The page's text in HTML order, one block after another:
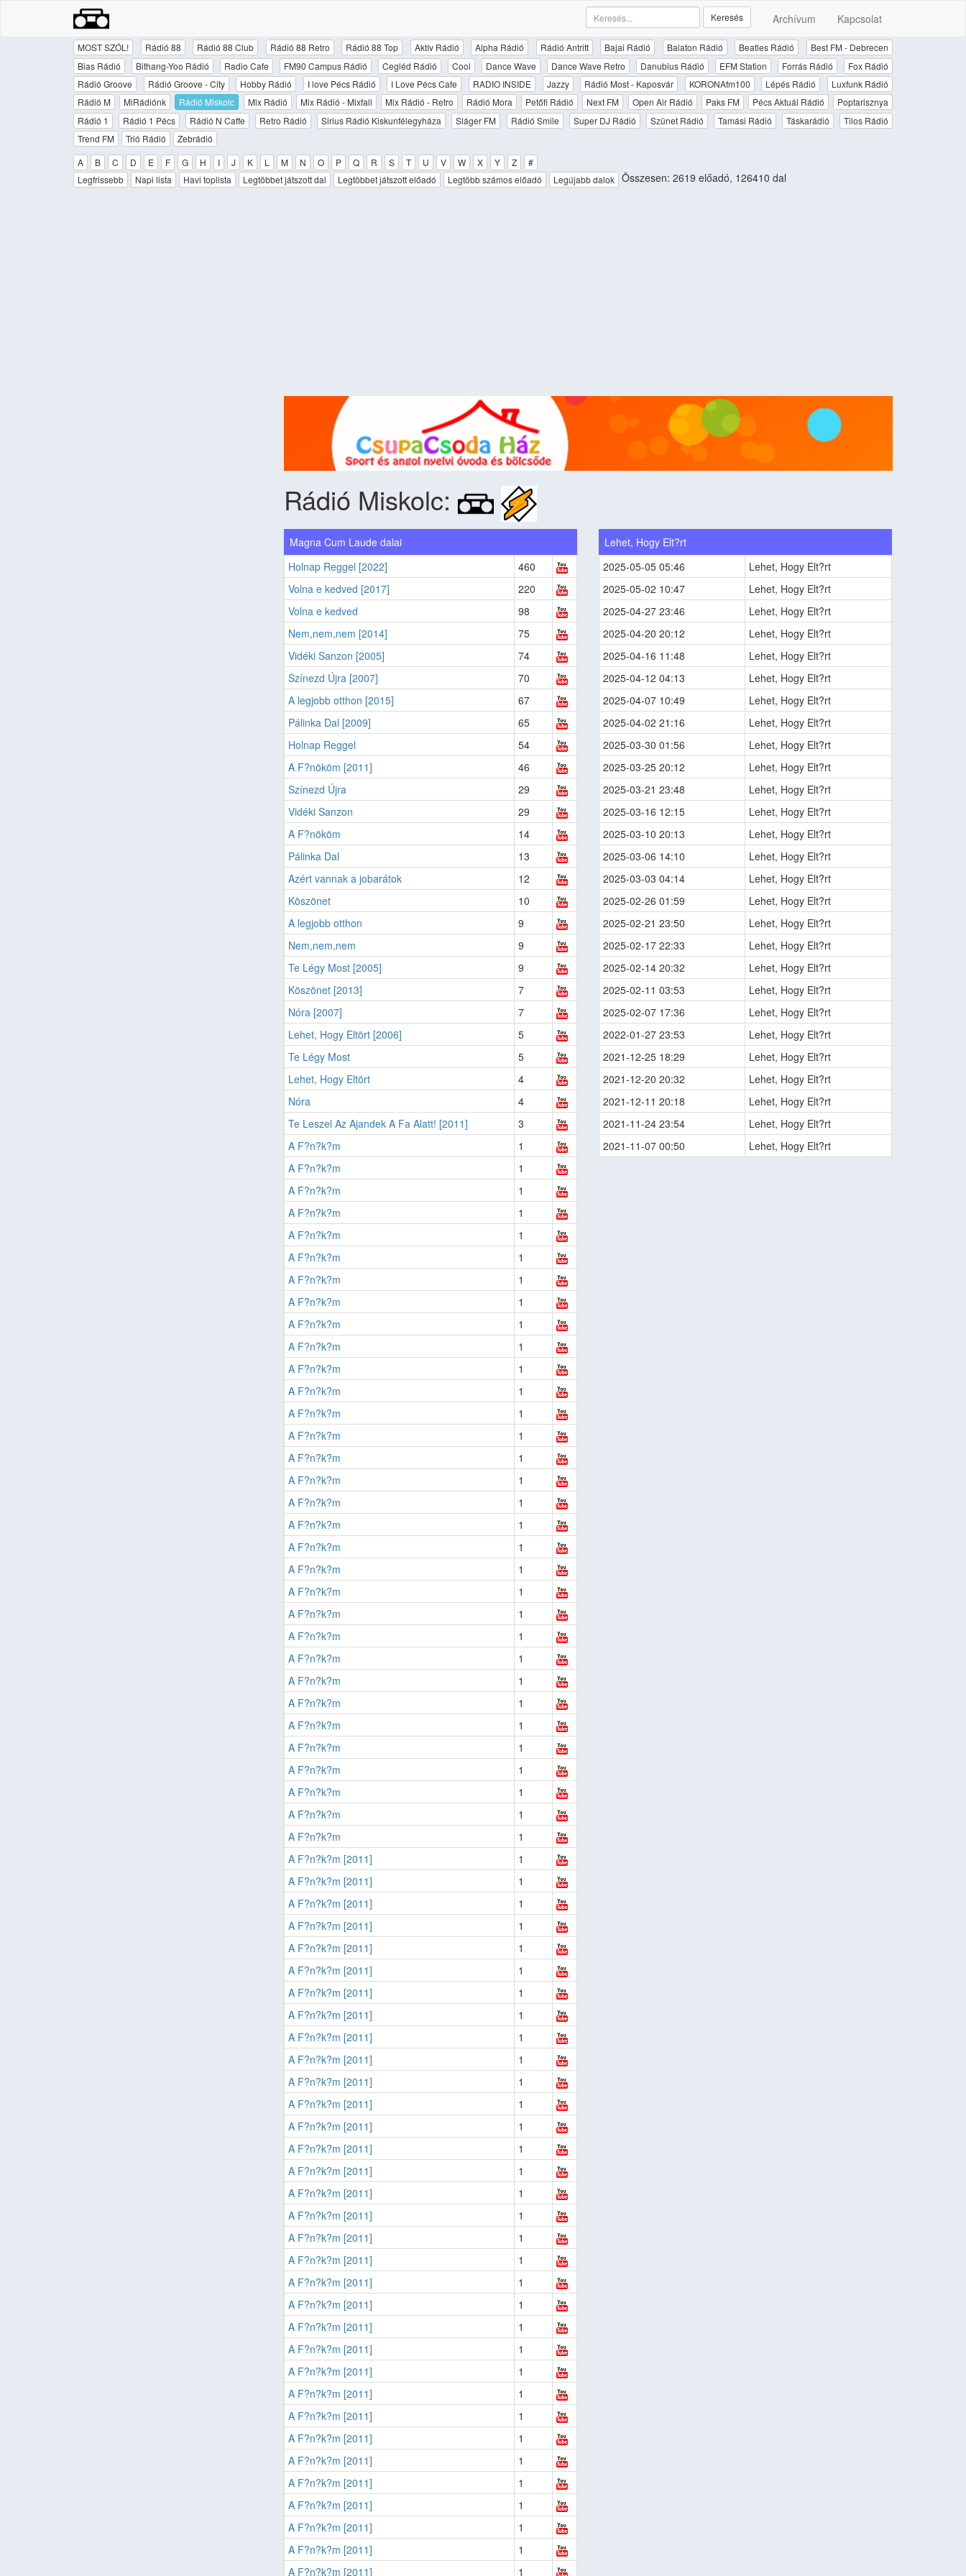
Archívum Kapcsolat
Keresés
MOST SZÓL! Rádió 88 Rádió 88 Club Rádió 88 Retro Rádió 88 Top Aktív Rádió Alpha Rádió Rádió Antritt Bajai Rádió Balaton Rádió Beatles Rádió
Best FM - Debrecen
Bias Rádió
Bithang-Yoo Rádió Radio Cafe FM90 Campus Rádió Cegléd Rádió Cool Dance Wave Dance Wave Retro Danubius Rádió EFM Station Forrás Rádió
Fox Rádió
Rádió Groove
Rádió Groove - City Hobby Rádió I love Pécs Rádió I Love Pécs Cafe RADIO INSIDE Jazzy Rádió Most - Kaposvár KORONAfm100 Lépés Rádió
Luxfunk Rádió
Rádió M
MiRádiónk Rádió Miskolc Mix Rádió Mix Rádió - Mixfall Mix Rádió - Retro Rádió Mora Petőfi Rádió Next FM Open Air Rádió Paks FM Pécs Aktuál Rádió
Poptarisznya
Rádió 1
Rádió 1 Pécs Rádió N Caffe Retro Rádió Sirius Rádió Kiskunfélegyháza Sláger FM Rádió Smile Super DJ Rádió Szünet Rádió Tamási Rádió Táskarádió
Tilos Rádió
Trend FM
Trió Rádió
Zebrádió
A
B C D E F G H I J K L M N O P Q R S T U V W X Y Z
#
Legfrissebb
Napi lista Havi toplista Legtöbbet játszott dal Legtöbbet játszott előadó Legtöbb számos előadó Legújabb dalok Összesen: 2619 előadó, 126410 dal
Rádió Miskolc:
Magna Cum Laude dalai
Holnap Reggel [2022]
460
Volna e kedved [2017]
220
Volna e kedved
98
Nem,nem,nem [2014]
75
Vidéki Sanzon [2005]
74
Színezd Újra [2007]
70
A legjobb otthon [2015]
67
Pálinka Dal [2009]
65
Holnap Reggel
54
A F?nököm [2011]
46
Színezd Újra
29
Vidéki Sanzon
29
A F?nököm
14
Pálinka Dal
13
Azért vannak a jobarátok
12
Köszönet
10
A legjobb otthon
9
Nem,nem,nem
9
Te Légy Most [2005]
9
Köszönet [2013]
7
Nóra [2007]
7
Lehet, Hogy Eltört [2006]
5
Te Légy Most
5
Lehet, Hogy Eltört
4
Nóra
4
Te Leszel Az Ajandek A Fa Alatt! [2011]
3
A F?n?k?m
1
A F?n?k?m
1
A F?n?k?m
1
A F?n?k?m
1
A F?n?k?m
1
A F?n?k?m
1
A F?n?k?m
1
A F?n?k?m
1
A F?n?k?m
1
A F?n?k?m
1
A F?n?k?m
1
A F?n?k?m
1
A F?n?k?m
1
A F?n?k?m
1
A F?n?k?m
1
A F?n?k?m
1
A F?n?k?m
1
A F?n?k?m
1
A F?n?k?m
1
A F?n?k?m
1
A F?n?k?m
1
A F?n?k?m
1
A F?n?k?m
1
A F?n?k?m
1
A F?n?k?m
1
A F?n?k?m
1
A F?n?k?m
1
A F?n?k?m
1
A F?n?k?m
1
A F?n?k?m
1
A F?n?k?m
1
A F?n?k?m
1
A F?n?k?m [2011]
1
A F?n?k?m [2011]
1
A F?n?k?m [2011]
1
A F?n?k?m [2011]
1
A F?n?k?m [2011]
1
A F?n?k?m [2011]
1
A F?n?k?m [2011]
1
A F?n?k?m [2011]
1
A F?n?k?m [2011]
1
A F?n?k?m [2011]
1
A F?n?k?m [2011]
1
A F?n?k?m [2011]
1
A F?n?k?m [2011]
1
A F?n?k?m [2011]
1
A F?n?k?m [2011]
1
A F?n?k?m [2011]
1
A F?n?k?m [2011]
1
A F?n?k?m [2011]
1
A F?n?k?m [2011]
1
A F?n?k?m [2011]
1
A F?n?k?m [2011]
1
A F?n?k?m [2011]
1
A F?n?k?m [2011]
1
A F?n?k?m [2011]
1
A F?n?k?m [2011]
1
A F?n?k?m [2011]
1
A F?n?k?m [2011]
1
A F?n?k?m [2011]
1
A F?n?k?m [2011]
1
A F?n?k?m [2011]
1
A F?n?k?m [2011]
1
A F?n?k?m [2011]
1
A F?n?k?m [2011]
1
Lehet, Hogy Elt?rt
2025-05-05 05:46
Lehet, Hogy Elt?rt
2025-05-02 10:47
Lehet, Hogy Elt?rt
2025-04-27 23:46
Lehet, Hogy Elt?rt
2025-04-20 20:12
Lehet, Hogy Elt?rt
2025-04-16 11:48
Lehet, Hogy Elt?rt
2025-04-12 04:13
Lehet, Hogy Elt?rt
2025-04-07 10:49
Lehet, Hogy Elt?rt
2025-04-02 21:16
Lehet, Hogy Elt?rt
2025-03-30 01:56
Lehet, Hogy Elt?rt
2025-03-25 20:12
Lehet, Hogy Elt?rt
2025-03-21 23:48
Lehet, Hogy Elt?rt
2025-03-16 12:15
Lehet, Hogy Elt?rt
2025-03-10 20:13
Lehet, Hogy Elt?rt
2025-03-06 14:10
Lehet, Hogy Elt?rt
2025-03-03 04:14
Lehet, Hogy Elt?rt
2025-02-26 01:59
Lehet, Hogy Elt?rt
2025-02-21 23:50
Lehet, Hogy Elt?rt
2025-02-17 22:33
Lehet, Hogy Elt?rt
2025-02-14 20:32
Lehet, Hogy Elt?rt
2025-02-11 03:53
Lehet, Hogy Elt?rt
2025-02-07 17:36
Lehet, Hogy Elt?rt
2022-01-27 23:53
Lehet, Hogy Elt?rt
2021-12-25 18:29
Lehet, Hogy Elt?rt
2021-12-20 20:32
Lehet, Hogy Elt?rt
2021-12-11 20:18
Lehet, Hogy Elt?rt
2021-11-24 23:54
Lehet, Hogy Elt?rt
2021-11-07 00:50
Lehet, Hogy Elt?rt